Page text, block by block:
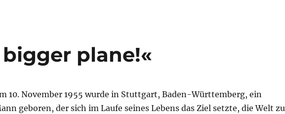
plane!«
10. November 1955 wurde in Stuttgart, Baden-Württemberg, ein
geboren, der sich im Laufe seines Lebens das Ziel setzte, die Welt zu